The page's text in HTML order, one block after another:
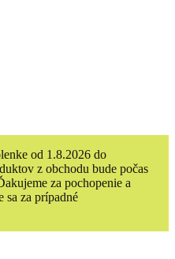
od 1.8.2026 do
z obchodu bude počas
za pochopenie a
sa za prípadné